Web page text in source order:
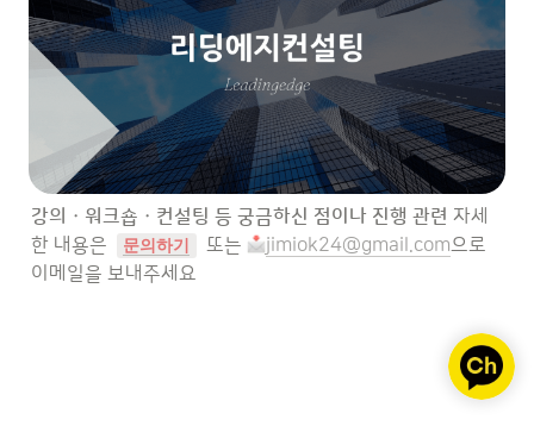
강의 · 워크숍 · 컨설팅 등 궁금하신 점이나 진행 관련 자세
한 내용은
문의하기 또는 jimiok24@gmail.com으로
이메일을 보내주세요